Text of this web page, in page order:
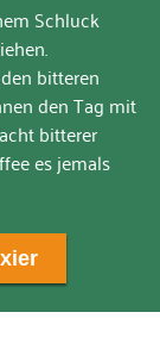
Schluck
bitteren
den Tag mit
bitterer
es jemals